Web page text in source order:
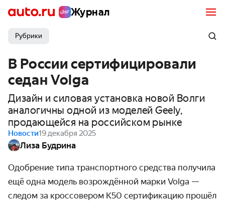
Журнал
Рубрики
В России сертифицировали
седан Volga
Дизайн и силовая установка новой Волги
аналогичны одной из моделей Geely,
продающейся на российском рынке
Новости19 декабря 2025
Лиза Будрина
Одобрение типа транспортного средства получила
ещё одна модель возрождённой марки Volga —
следом за кроссовером K50 сертификацию прошёл